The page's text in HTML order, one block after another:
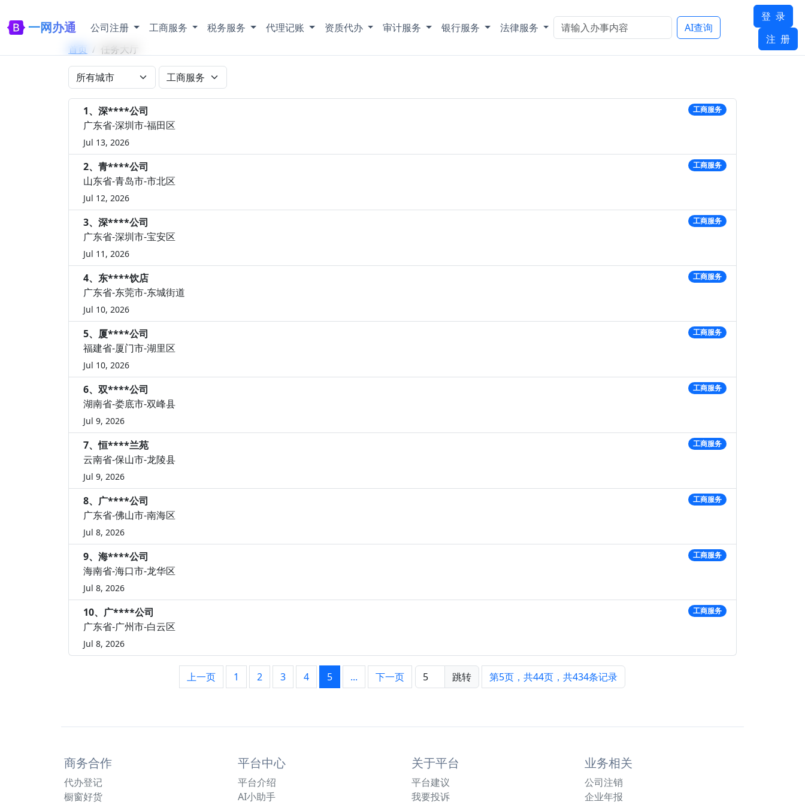
一网办通 公司注册 工商服务 税务服务 代理记账 资质代办 审计服务 银行服务 法律服务 AI查询
登 录
注 册
首页 任务大厅
1、深****公司
广东省-深圳市-福田区
Jul 13, 2026
工商服务
2、青****公司
山东省-青岛市-市北区
Jul 12, 2026
工商服务
3、深****公司
广东省-深圳市-宝安区
Jul 11, 2026
工商服务
4、东****饮店
广东省-东莞市-东城街道
Jul 10, 2026
工商服务
5、厦****公司
福建省-厦门市-湖里区
Jul 10, 2026
工商服务
6、双****公司
湖南省-娄底市-双峰县
Jul 9, 2026
工商服务
7、恒****兰苑
云南省-保山市-龙陵县
Jul 9, 2026
工商服务
8、广****公司
广东省-佛山市-南海区
Jul 8, 2026
工商服务
9、海****公司
海南省-海口市-龙华区
Jul 8, 2026
工商服务
10、广****公司
广东省-广州市-白云区
Jul 8, 2026
工商服务
上一页 1 2 3 4 5 ... 下一页 跳转 第5页，共44页，共434条记录
商务合作
代办登记
橱窗好货
平台中心
平台介绍
AI小助手
关于平台
平台建议
我要投诉
业务相关
公司注销
企业年报